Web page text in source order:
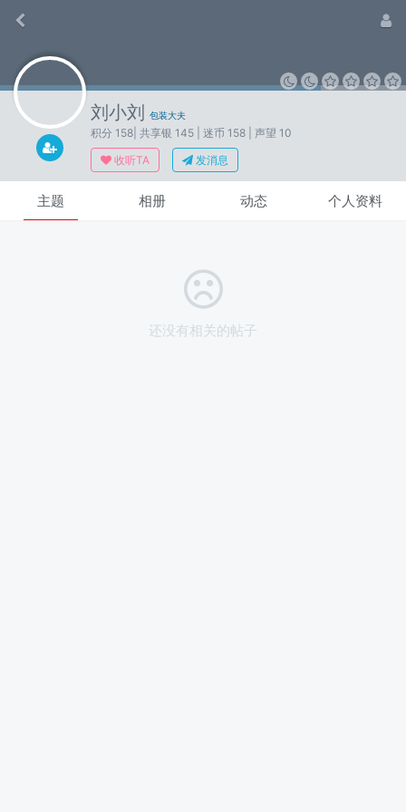
刘小刘 包装大夫
积分 158 | 共享银 145 | 迷币 158
| 声望 10
收听TA
发消息
主题 相册 动态 个人资料
还没有相关的帖子